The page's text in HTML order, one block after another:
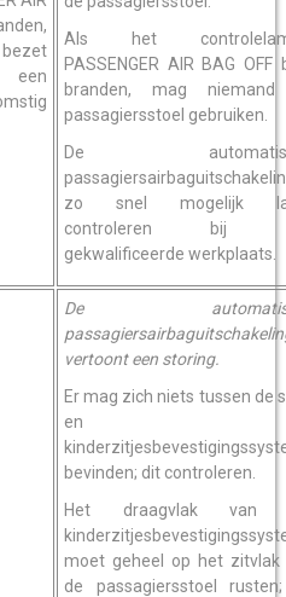
bezet
een
Als het
PASSENGER AIR BAG OFF
branden, mag
passagiersstoel gebruiken.
De
zo snel mogelijk
controleren bij
gekwalificeerde werkplaats.
De
vertoont een storing.
Er mag zich niets tussen de
en
bevinden; dit controleren.
Het draagvlak van
moet geheel op het zitvlak
de passagiersstoel